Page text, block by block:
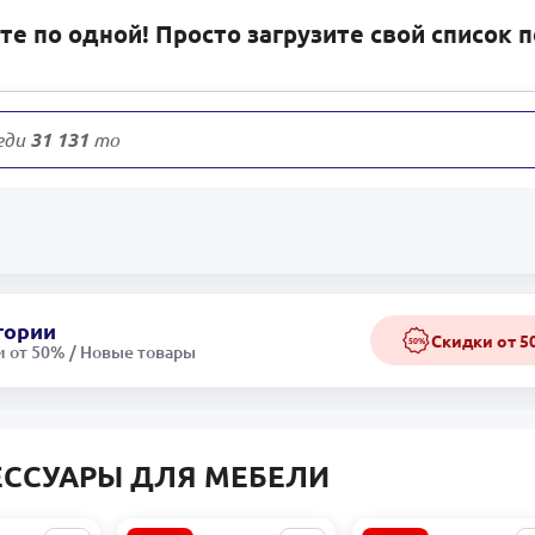
по одной! Просто загрузите свой список
31 131 товаров
от 50% / Новые товары
50% Скидки от
ДЛЯ МЕБЕЛИ